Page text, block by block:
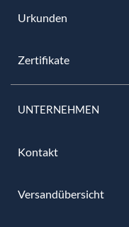
Urkunden
Zertifikate
UNTERNEHMEN
Kontakt
Versandübersicht